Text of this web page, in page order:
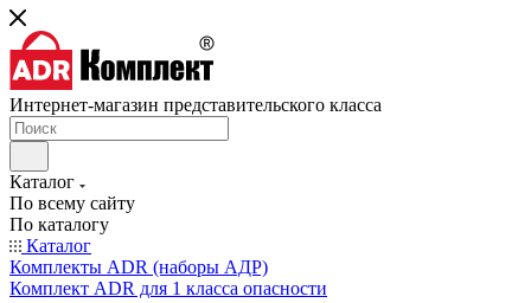
Интернет-магазин представительского класса
Каталог
По всему сайту
По каталогу
Каталог
Комплекты ADR (наборы АДР)
Комплект ADR для 1 класса опасности